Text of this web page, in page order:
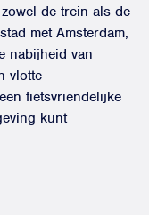
de trein als de
met Amsterdam,
nabijheid van
vlotte
fietsvriendelijke
kunt